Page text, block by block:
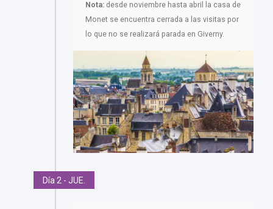
Nota: desde noviembre hasta abril la casa de
Monet se encuentra cerrada a las visitas por
lo que no se realizará parada en Giverny.
Día 2 - JUE.